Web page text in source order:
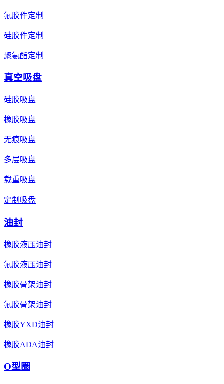
氟胶件定制
硅胶件定制
聚氨酯定制
真空吸盘
硅胶吸盘
橡胶吸盘
无痕吸盘
多层吸盘
载重吸盘
定制吸盘
油封
橡胶液压油封
氟胶液压油封
橡胶骨架油封
氟胶骨架油封
橡胶YXD油封
橡胶ADA油封
O型圈